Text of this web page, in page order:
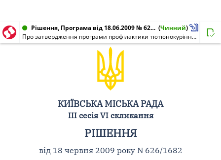
Рішення, Програма від 18.06.2009 № 626/1682 (Чинний)
Про затвердження програми профілактики тютюнокуріння в місті Києві на 2009 - 2012 рр.
КИЇВСЬКА МІСЬКА РАДА
III сесія VI скликання
РІШЕННЯ
від 18 червня 2009 року N 626/1682